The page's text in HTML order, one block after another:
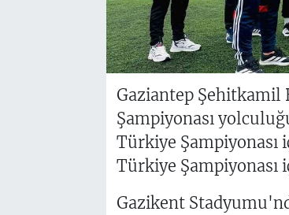
Gaziantep Şehitkamil
Şampiyonası
Türkiye Şampiyonası
Türkiye Şampiyonası
Gazikent